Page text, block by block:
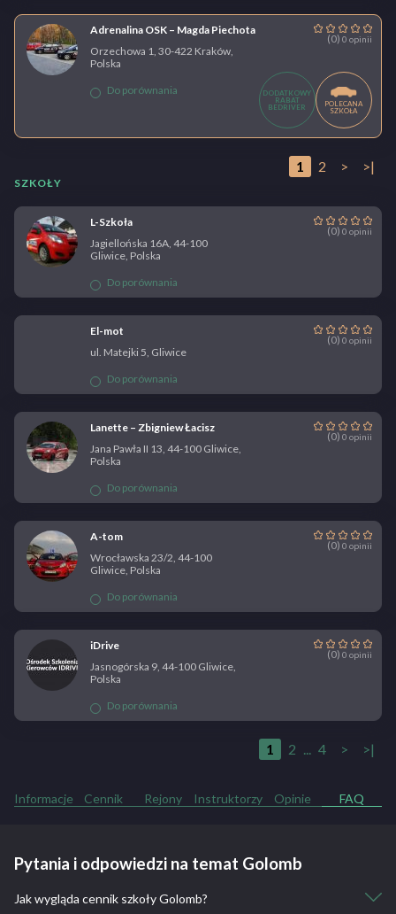
Adrenalina OSK – Magda Piechota
(0) 0 opinii
Orzechowa 1, 30-422 Kraków,
Polska
Do porównania
DODATKOWY
RABAT
BEDRIVER
POLECANA
SZKOŁA
1 2 > >|
SZKOŁY
L-Szkoła
(0) 0 opinii
Jagiellońska 16A, 44-100
Gliwice, Polska
Do porównania
El-mot
(0) 0 opinii
ul. Matejki 5, Gliwice
Do porównania
Lanette – Zbigniew Łacisz
(0) 0 opinii
Jana Pawła II 13, 44-100 Gliwice,
Polska
Do porównania
A-tom
(0) 0 opinii
Wrocławska 23/2, 44-100
Gliwice, Polska
Do porównania
iDrive
(0) 0 opinii
Jasnogórska 9, 44-100 Gliwice,
Polska
Do porównania
1 2 ... 4 > >|
Informacje Cennik Rejony Instruktorzy Opinie FAQ
Pytania i odpowiedzi na temat Golomb
Jak wygląda cennik szkoły Golomb?